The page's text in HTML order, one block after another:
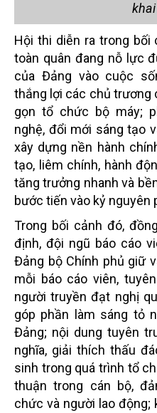
Hội thi diễn ra trong bối
toàn quân đang nỗ lực
của Đảng vào cuộc
thắng lợi các chủ trương
gọn tổ chức bộ máy;
nghệ, đổi mới sáng tạo
xây dựng nền hành
tạo, liêm chính, hành
tăng trưởng nhanh và
bước tiến vào kỷ nguyên
Trong bối cảnh đó,
định, đội ngũ báo cáo
Đảng bộ Chính phủ giữ
mỗi báo cáo viên,
người truyền đạt nghị
góp phần làm sáng tỏ
Đảng; nội dung tuyên
nghĩa, giải thích thấu
sinh trong quá trình tổ
thuận trong cán bộ,
chức và người lao động;